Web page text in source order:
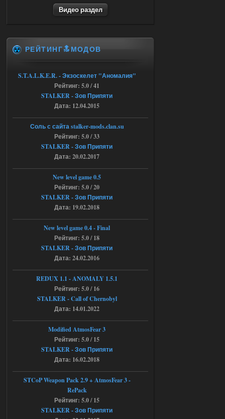
6a53045b746b6f2d80812029a
Объединенный Пак 2 + OGSR +
STCoP WP 3.4
11:30
Stalker-Mods-Clan-su
Доступно только для пользователей
Ответить ➤
04.08.2026
Объединенный Пак 2 + OGSR +
STCoP WP 3.4
andreyforest1993
там есть опция расшириные
анимации нпс, я поставил
галочку но толку ноль, ни каких
анимаций нет, может это что-то другое,
кнопок по поводу анимаций
Последний рассвет - Эпизод 1
22:29
Stalker-Mods-Clan-su
Доступно только для пользователей
Объединенный Пак 2 + OGSR +
STCoP WP 3.4
Доступно только для пользователей
Ответить ➤
03.08.2026
Видео раздел
РЕЙТИНГ🔝МОДОВ
S.T.A.L.K.E.R. - Экзоскелет "Аномалия"
Рейтинг: 5.0 / 41
STALKER - Зов Припяти
Дата: 12.04.2015
Соль с сайта stalker-mods.clan.su
Рейтинг: 5.0 / 33
STALKER - Зов Припяти
Дата: 20.02.2017
New level game 0.5
Рейтинг: 5.0 / 20
STALKER - Зов Припяти
Дата: 19.02.2018
New level game 0.4 - Final
Рейтинг: 5.0 / 18
STALKER - Зов Припяти
Дата: 24.02.2016
REDUX 1.1​​​​​​​ - ANOMALY 1.5.1
Рейтинг: 5.0 / 16
STALKER - Call of Chernobyl
Дата: 14.01.2022
Modified AtmosFear 3
Рейтинг: 5.0 / 15
STALKER - Зов Припяти
Дата: 16.02.2018
STCoP Weapon Pack 2.9 + AtmosFear 3 -
RePack
Рейтинг: 5.0 / 15
STALKER - Зов Припяти